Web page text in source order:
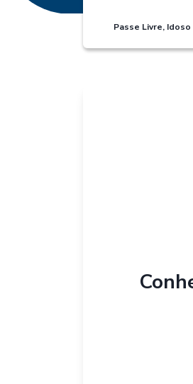
Passe Livre, Idoso